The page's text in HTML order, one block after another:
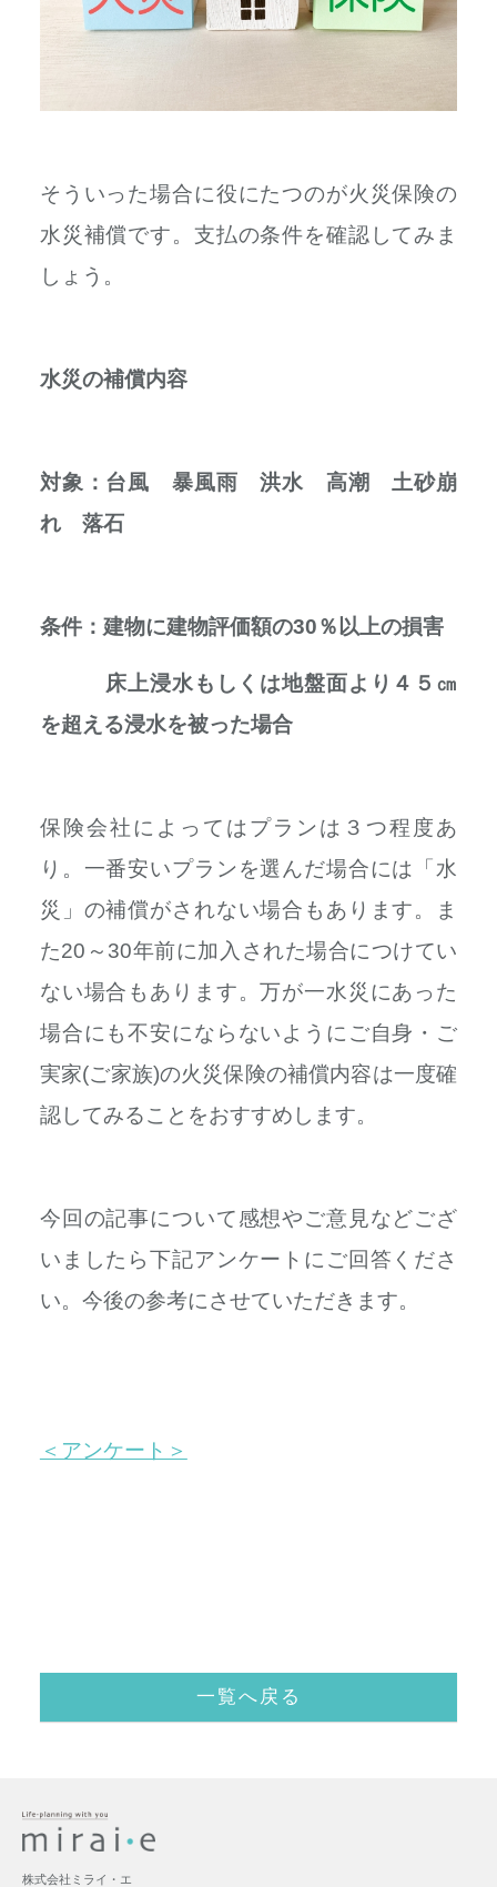
そういった場合に役にたつのが火災保険の
水災補償です。支払の条件を確認してみま
しょう。
水災の補償内容
対象：台風 暴風雨 洪水 高潮 土砂崩
れ 落石
条件：建物に建物評価額の30％以上の損害
床上浸水もしくは地盤面より４５㎝
を超える浸水を被った場合
保険会社によってはプランは３つ程度あ
り。一番安いプランを選んだ場合には「水
災」の補償がされない場合もあります。ま
た20～30年前に加入された場合につけてい
ない場合もあります。万が一水災にあった
場合にも不安にならないようにご自身・ご
実家(ご家族)の火災保険の補償内容は一度確
認してみることをおすすめします。
今回の記事について感想やご意見などござ
いましたら下記アンケートにご回答くださ
い。今後の参考にさせていただきます。
＜アンケート＞
一覧へ戻る
株式会社ミライ・エ